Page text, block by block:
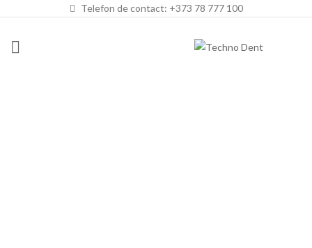
Telefon de contact: +373 78 777 100